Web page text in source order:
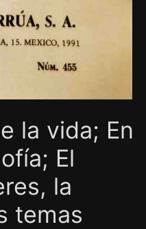
la vida; En
El
la
temas